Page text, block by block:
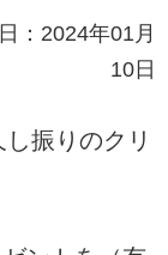
：2024年01月
10日
振りのクリ